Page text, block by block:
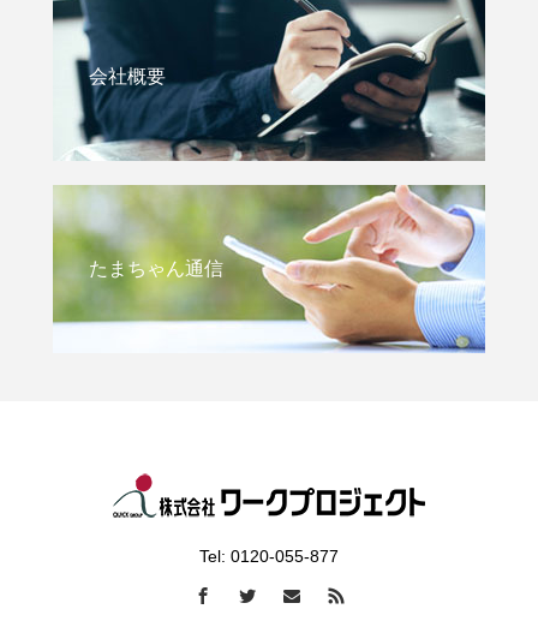
会社概要
たまちゃん通信
Tel: 0120-055-877